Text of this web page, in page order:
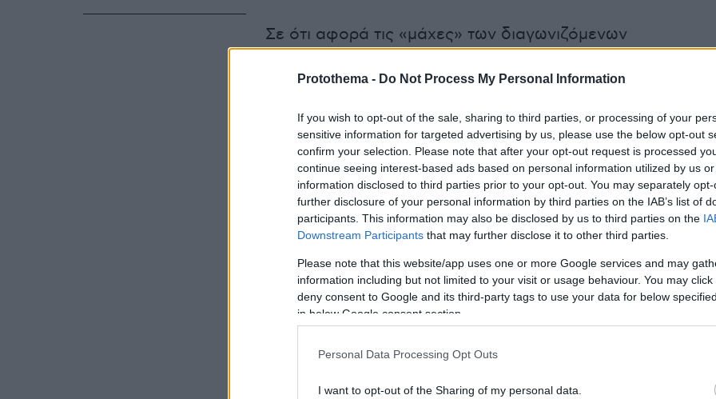
Protothema - Do Not Process My Personal Information
If you wish to opt-out of the sale, sharing to third parties, or processing of your
sensitive information for targeted advertising by us, please use the below opt-out
confirm your selection. Please note that after your opt-out request is processed
continue seeing interest-based ads based on personal information utilized by us
information disclosed to third parties prior to your opt-out. You may separately
further disclosure of your personal information by third parties on the IAB’s list of
participants. This information may also be disclosed by us to third parties on the
Downstream Participants that may further disclose it to other third parties.
Please note that this website/app uses one or more Google services and may
information including but not limited to your visit or usage behaviour. You may
deny consent to Google and its third-party tags to use your data for below
in below Google consent section.
Personal Data Processing Opt Outs
I want to opt-out of the Sharing of my personal data.
Σε ότι αφορά τις «μάχες» των διαγωνιζόμενων
Παπαρίζου και Σάκης Ρουβάς είχαν οργανώσει τους
τέλος μόνο ένας από τους δύο ή από τους τρεις θα
εξασφάλισαν το εισιτήριο για την επόμενη φάση εκτός κι
αν κάποιος άλλος coach έκανε χρήση του steal.
Κάθε coach συνεχίζει στα lives των Cross Battles έχοντας
στην ομάδα του από 8 φωνές.
Ποιοι προκρίθηκαν στα lives των Cross Battles
Team Κωνσταντίνου Αργυρού